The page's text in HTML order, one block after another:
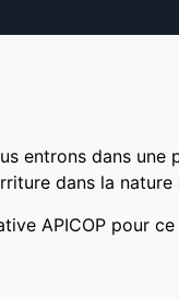
entrons dans une
dans la nature
APICOP pour